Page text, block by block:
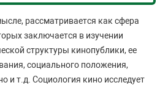
рассматривается как сфера
заключается в изучении
структуры кинопублики, ее
социального положения,
и т.д. Социология кино исследует